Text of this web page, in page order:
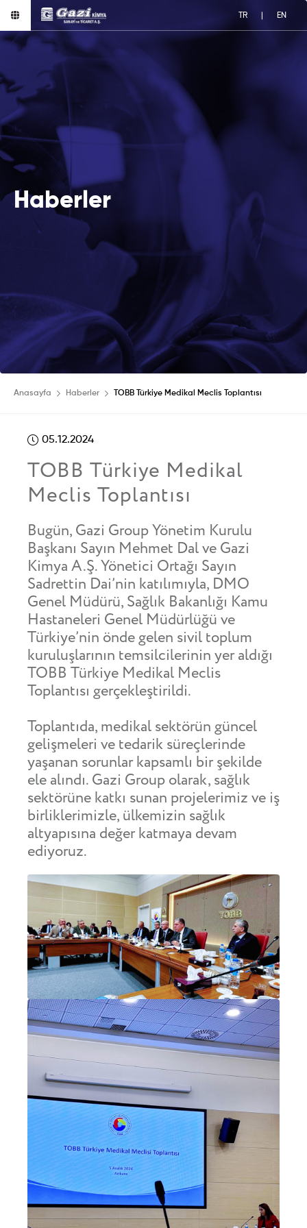
TR EN
Haberler
Anasayfa Haberler TOBB Türkiye Medikal Meclis Toplantısı
05.12.2024
TOBB Türkiye Medikal
Meclis Toplantısı
Bugün, Gazi Group Yönetim Kurulu
Başkanı Sayın Mehmet Dal ve Gazi
Kimya A.Ş. Yönetici Ortağı Sayın
Sadrettin Dai’nin katılımıyla, DMO
Genel Müdürü, Sağlık Bakanlığı Kamu
Hastaneleri Genel Müdürlüğü ve
Türkiye’nin önde gelen sivil toplum
kuruluşlarının temsilcilerinin yer aldığı
TOBB Türkiye Medikal Meclis
Toplantısı gerçekleştirildi.
Toplantıda, medikal sektörün güncel
gelişmeleri ve tedarik süreçlerinde
yaşanan sorunlar kapsamlı bir şekilde
ele alındı. Gazi Group olarak, sağlık
sektörüne katkı sunan projelerimiz ve iş
birliklerimizle, ülkemizin sağlık
altyapısına değer katmaya devam
ediyoruz.